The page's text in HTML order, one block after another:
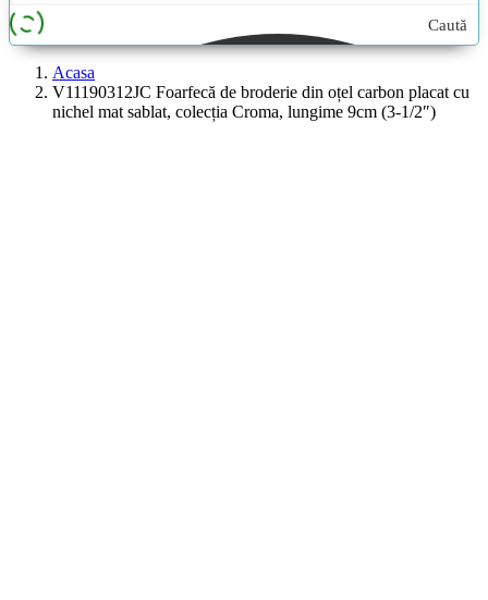
Caută
Acasa
V11190312JC Foarfecă de broderie din oțel carbon placat cu
nichel mat sablat, colecția Croma, lungime 9cm (3-1/2″)